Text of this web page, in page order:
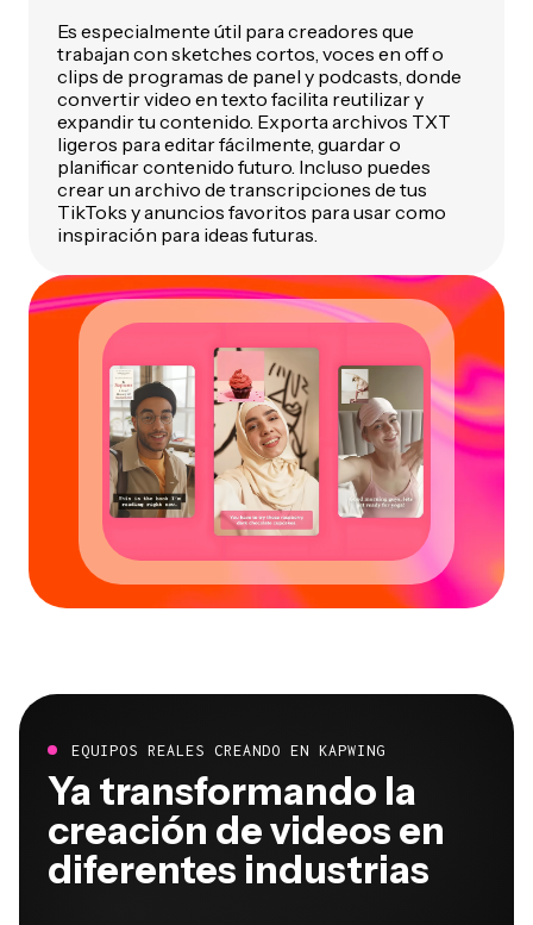
Es especialmente útil para creadores que
trabajan con sketches cortos, voces en off o
clips de programas de panel y podcasts, donde
convertir video en texto facilita reutilizar y
expandir tu contenido. Exporta archivos TXT
ligeros para editar fácilmente, guardar o
planificar contenido futuro. Incluso puedes
crear un archivo de transcripciones de tus
TikToks y anuncios favoritos para usar como
inspiración para ideas futuras.
EQUIPOS REALES CREANDO EN KAPWING
Ya transformando la
creación de videos en
diferentes industrias